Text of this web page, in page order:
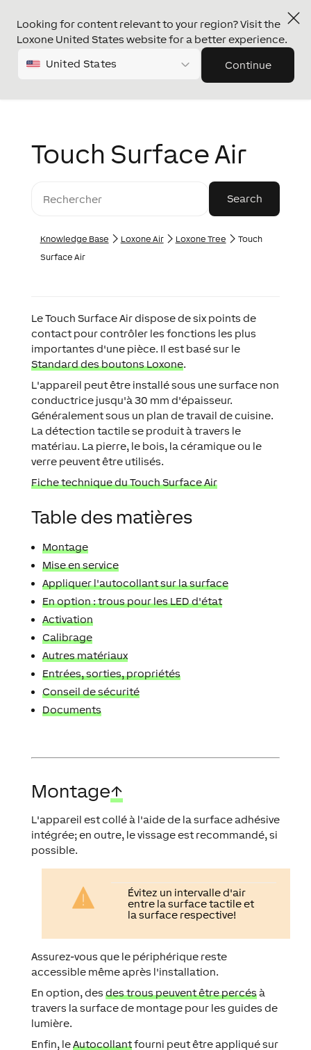
Looking for content relevant to your region? Visit the
Loxone United States website for a better experience.
United States Continue
Touch Surface Air
Knowledge Base Loxone Air Loxone Tree
Touch
Surface Air
Le Touch Surface Air dispose de six points de
contact pour contrôler les fonctions les plus
importantes d'une pièce. Il est basé sur le
Standard des boutons Loxone.
L'appareil peut être installé sous une surface non
conductrice jusqu'à 30 mm d'épaisseur.
Généralement sous un plan de travail de cuisine.
La détection tactile se produit à travers le
matériau. La pierre, le bois, la céramique ou le
verre peuvent être utilisés.
Fiche technique du Touch Surface Air
Table des matières
Montage
Mise en service
Appliquer l'autocollant sur la surface
En option : trous pour les LED d'état
Activation
Calibrage
Autres matériaux
Entrées, sorties, propriétés
Conseil de sécurité
Documents
Montage↑
L'appareil est collé à l'aide de la surface adhésive
intégrée; en outre, le vissage est recommandé, si
possible.
Évitez un intervalle d'air
entre la surface tactile et
la surface respective!
Assurez-vous que le périphérique reste
accessible même après l'installation.
En option, des des trous peuvent être percésà
travers la surface de montage pour les guides de
lumière.
Enfin, leAutocollantfourni peut être appliqué sur